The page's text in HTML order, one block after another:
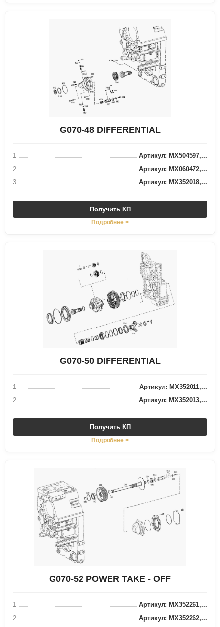
G070-48 DIFFERENTIAL
1
Артикул: MX504597,...
2
Артикул: MX060472,...
3
Артикул: MX352018,...
Получить КП
Подробнее >
G070-50 DIFFERENTIAL
1
Артикул: MX352011,...
2
Артикул: MX352013,...
Получить КП
Подробнее >
G070-52 POWER TAKE - OFF
1
Артикул: MX352261,...
2
Артикул: MX352262,...